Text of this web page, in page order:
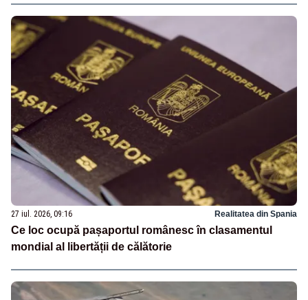
27 iul. 2026, 09:16 Realitatea din Spania
Ce loc ocupă pașaportul românesc în clasamentul
mondial al libertății de călătorie